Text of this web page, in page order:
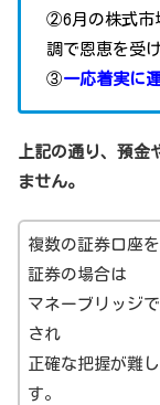
②6月の株式市
調で恩恵を受け
③一応着実に
上記の通り、預
ません。
複数の証券口座
証券の場合は
マネーブリッジ
され
正確な把握が難
す。